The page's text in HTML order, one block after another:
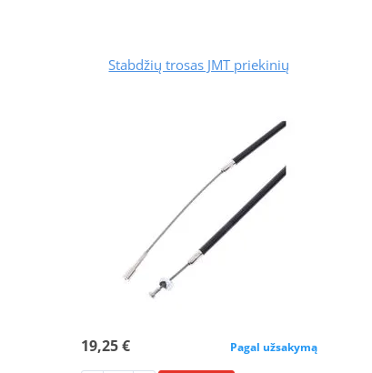
Stabdžių trosas JMT priekinių
19,25 € Pagal užsakymą